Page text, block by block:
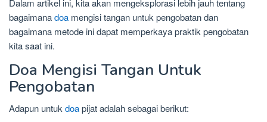
Dalam artikel ini, kita akan mengeksplorasi lebih jauh tentang
bagaimanadoa mengisi tangan untuk pengobatan dan
bagaimana metode ini dapat memperkaya praktik pengobatan
kita saat ini.
Doa Mengisi Tangan Untuk
Pengobatan
Adapun untukdoapijat adalah sebagai berikut: